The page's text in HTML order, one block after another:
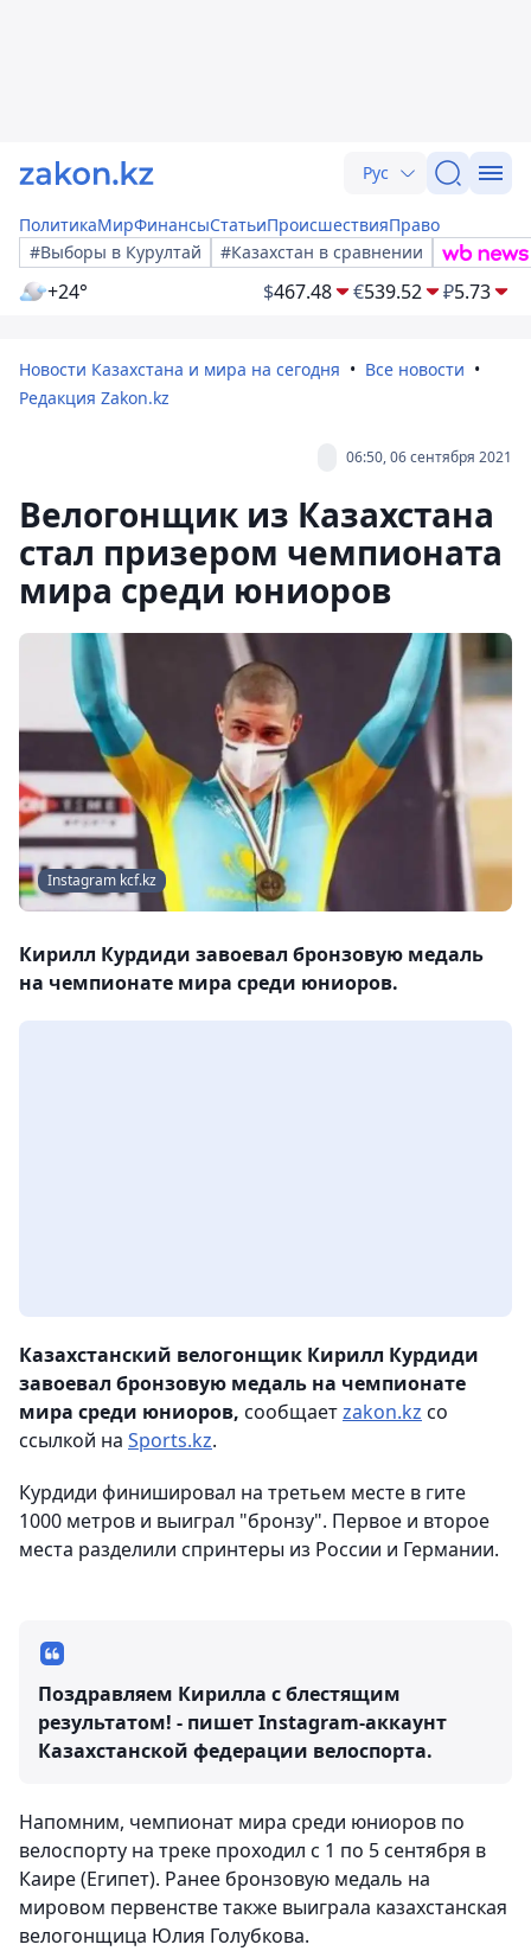
Рус
ПолитикаМирФинансыСтатьиПроисшествияПраво
#Выборы в Курултай
#Казахстан в сравнении
+24° $467.48 €539.52 ₽5.73
Новости Казахстана и мира на сегодня
Все новости
Редакция Zakon.kz
06:50, 06 сентября 2021
Велогонщик из Казахстана
стал призером чемпионата
мира среди юниоров
Instagram kcf.kz
Кирилл Курдиди завоевал бронзовую медаль
на чемпионате мира среди юниоров.
Казахстанский велогонщик Кирилл Курдиди
завоевал бронзовую медаль на чемпионате
мира среди юниоров, сообщаетzakon.kz со
ссылкой на Sports.kz.
Курдиди финишировал на третьем месте в гите
1000 метров и выиграл "бронзу". Первое и второе
места разделили спринтеры из России и Германии.
Поздравляем Кирилла с блестящим
результатом! - пишет Instagram-аккаунт
Казахстанской федерации велоспорта.
Напомним, чемпионат мира среди юниоров по
велоспорту на треке проходил с 1 по 5 сентября в
Каире (Египет). Ранее бронзовую медаль на
мировом первенстве также выиграла казахстанская
велогонщица Юлия Голубкова.